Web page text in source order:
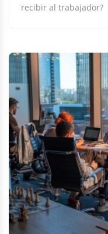
recibir al trabajador?